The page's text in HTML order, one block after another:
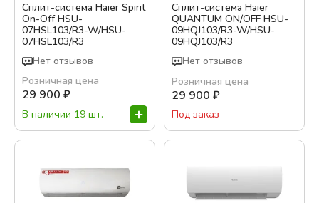
Сплит-система Haier Spirit
On-Off HSU-
07HSL103/R3-W/HSU-
07HSL103/R3
Нет отзывов
Розничная цена
29 900 ₽
В наличии 19 шт.
Сплит-система Haier
QUANTUM ON/OFF HSU-
09HQJ103/R3-W/HSU-
09HQJ103/R3
Нет отзывов
Розничная цена
29 900 ₽
Под заказ